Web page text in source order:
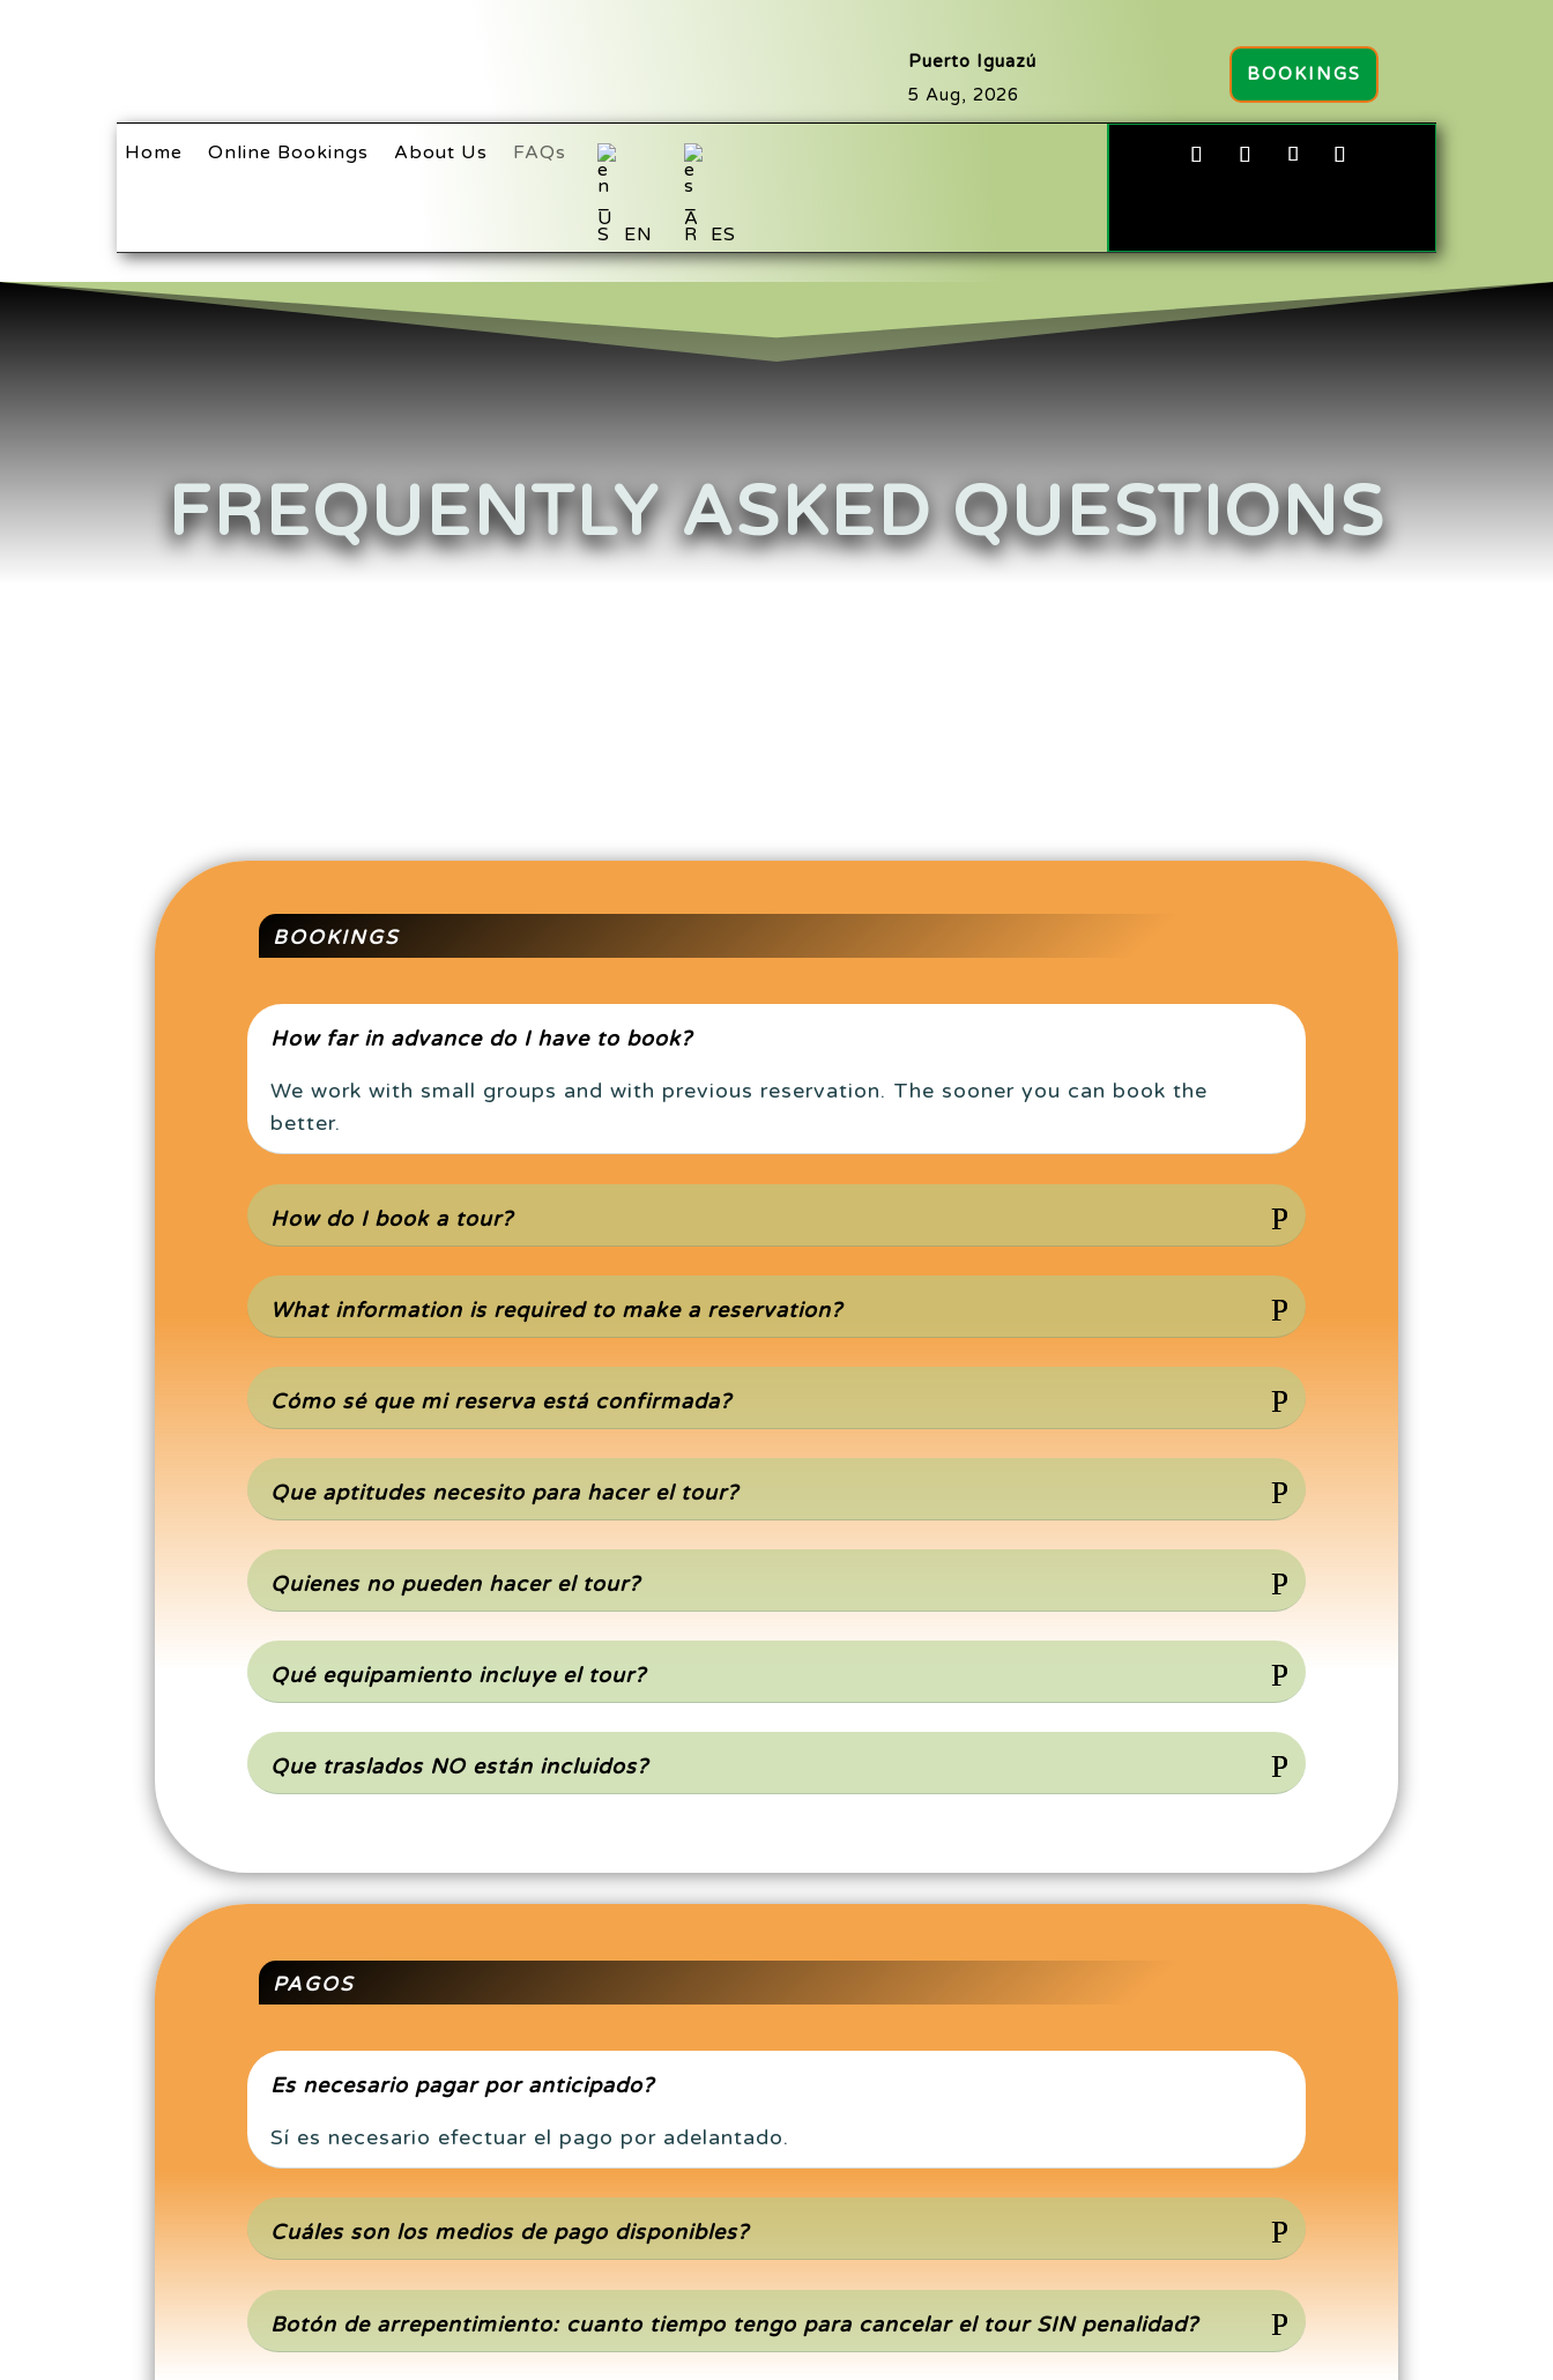
Puerto Iguazú
5 Aug, 2026
BOOKINGS
Home Online Bookings About Us FAQs
EN ES
FREQUENTLY ASKED QUESTIONS
BOOKINGS
How far in advance do I have to book?
We work with small groups and with previous reservation. The sooner you can book the
better.
How do I book a tour?
What information is required to make a reservation?
Cómo sé que mi reserva está confirmada?
Que aptitudes necesito para hacer el tour?
Quienes no pueden hacer el tour?
Qué equipamiento incluye el tour?
Que traslados NO están incluidos?
PAGOS
Es necesario pagar por anticipado?
Sí es necesario efectuar el pago por adelantado.
Cuáles son los medios de pago disponibles?
Botón de arrepentimiento: cuanto tiempo tengo para cancelar el tour SIN penalidad?